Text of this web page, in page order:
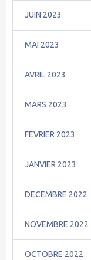
JUIN 2023
MAI 2023
AVRIL 2023
MARS 2023
FEVRIER 2023
JANVIER 2023
DECEMBRE 2022
NOVEMBRE 2022
OCTOBRE 2022